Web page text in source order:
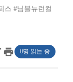
스 #님블뉴런컬
print 0명 읽는 중